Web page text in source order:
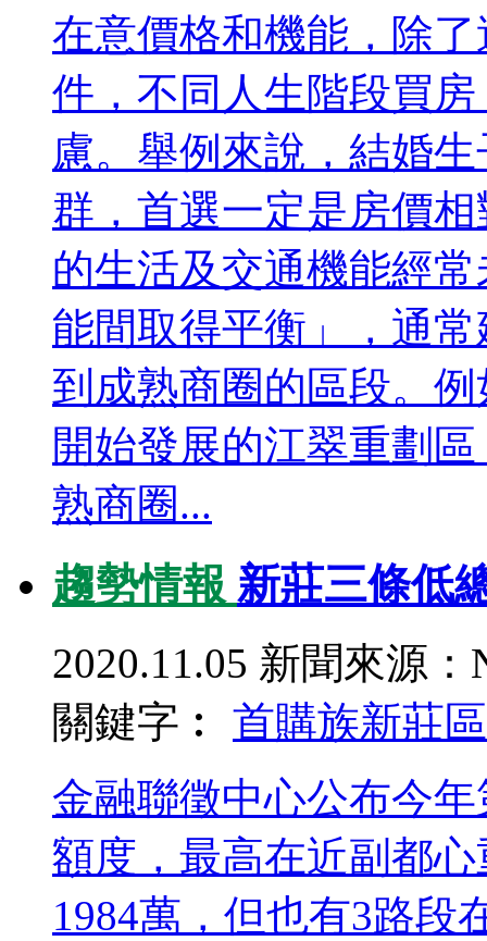
在意價格和機能，除
件，不同人生階段買
慮。舉例來說，結婚
群，首選一定是房價
的生活及交通機能經
能間取得平衡」，通
到成熟商圈的區段。
開始發展的江翠重劃
熟商圈...
趨勢情報 新莊三條低
2020.11.05 新聞來源：
關鍵字︰ 首購族新莊區
金融聯徵中心公布今
額度，最高在近副都
1984萬，但也有3路段